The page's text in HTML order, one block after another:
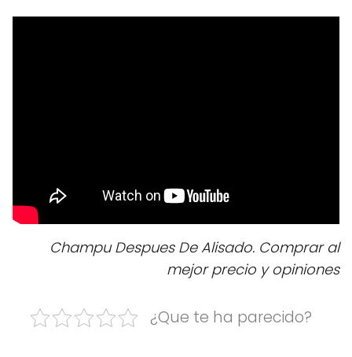
Champu Despues De Alisado. Comprar al
mejor precio y opiniones
¿Que te ha parecido?